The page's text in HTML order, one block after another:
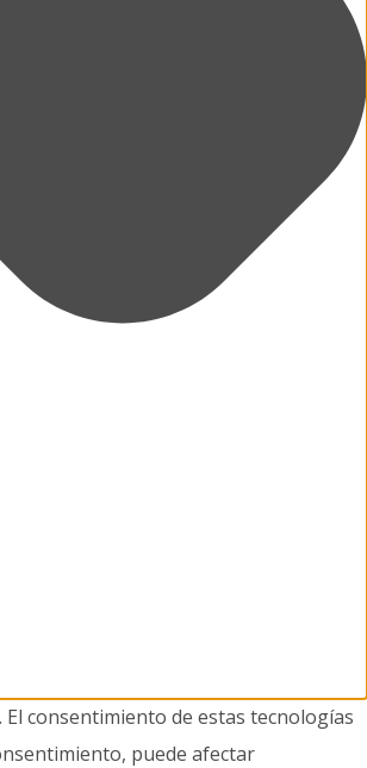
consentimiento de estas tecnologías
puede afectar